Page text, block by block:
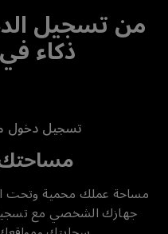
من تسجيل
ذكاء
تسجيل دخول
مساحة عملك محمية وتحت
جهازك الشخصي مع